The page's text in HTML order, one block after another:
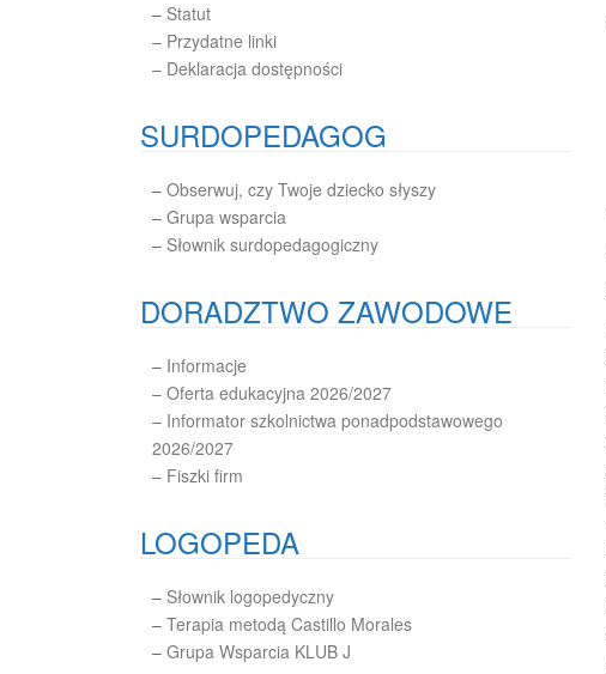
– Statut
– Przydatne linki
– Deklaracja dostępności
SURDOPEDAGOG
– Obserwuj, czy Twoje dziecko słyszy
– Grupa wsparcia
– Słownik surdopedagogiczny
DORADZTWO ZAWODOWE
– Informacje
– Oferta edukacyjna 2026/2027
– Informator szkolnictwa ponadpodstawowego
2026/2027
– Fiszki firm
LOGOPEDA
– Słownik logopedyczny
– Terapia metodą Castillo Morales
– Grupa Wsparcia KLUB J